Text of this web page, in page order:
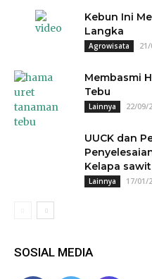
Kebun Ini
Langka
Agrowisata
Membasmi
Tebu
Lainnya 22/09/
UUCK dan
Kelapa sawit
Lainnya 17/01/
SOSIAL MEDIA